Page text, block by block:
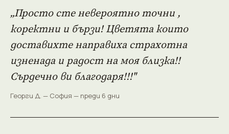
„Просто сте невероятно точни ,
коректни и бързи! Цветята които
доставихте направиха страхотна
изненада и радост на моя близка!!
Сърдечно ви благодаря!!!"
Георги Д. — София — преди 6 дни